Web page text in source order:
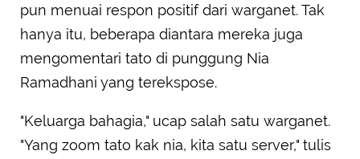
pun menuai respon positif dari warganet. Tak
hanya itu, beberapa diantara mereka juga
mengomentari tato di punggung Nia
Ramadhani yang terekspose.
"Keluarga bahagia," ucap salah satu warganet.
"Yang zoom tato kak nia, kita satu server," tulis